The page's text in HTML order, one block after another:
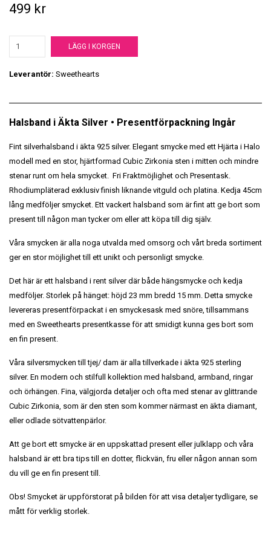
499 kr
LÄGG I KORGEN
Leverantör: Sweethearts
Halsband i Äkta Silver • Presentförpackning Ingår
Fint silverhalsband i äkta 925 silver. Elegant smycke med ett Hjärta i Halo
modell med en stor, hjärtformad Cubic Zirkonia sten i mitten och mindre
stenar runt om hela smycket. Fri Fraktmöjlighet och Presentask.
Rhodiumpläterad exklusiv finish liknande vitguld och platina. Kedja 45cm
lång medföljer smycket. Ett vackert halsband som är fint att ge bort som
present till någon man tycker om eller att köpa till dig själv.
Våra smycken är alla noga utvalda med omsorg och vårt breda sortiment
ger en stor möjlighet till ett unikt och personligt smycke.
Det här är ett halsband i rent silver där både hängsmycke och kedja
medföljer. Storlek på hänget: höjd 23 mm bredd 15 mm. Detta smycke
levereras presentförpackat i en smyckesask med snöre, tillsammans
med en Sweethearts presentkasse för att smidigt kunna ges bort som
en fin present.
Våra silversmycken till tjej/ dam är alla tillverkade i äkta 925 sterling
silver. En modern och stilfull kollektion med halsband, armband, ringar
och örhängen. Fina, välgjorda detaljer och ofta med stenar av glittrande
Cubic Zirkonia, som är den sten som kommer närmast en äkta diamant,
eller odlade sötvattenpärlor.
Att ge bort ett smycke är en uppskattad present eller julklapp och våra
halsband är ett bra tips till en dotter, flickvän, fru eller någon annan som
du vill ge en fin present till.
Obs! Smycket är uppförstorat på bilden för att visa detaljer tydligare, se
mått för verklig storlek.